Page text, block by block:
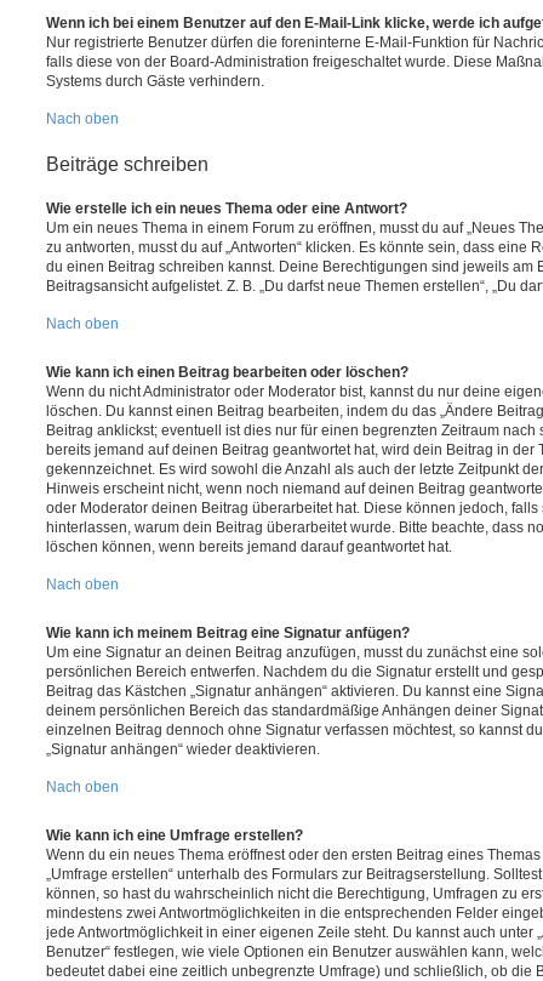
Wenn ich bei einem Benutzer auf den E-Mail-Link klicke, werde ich
Nur registrierte Benutzer dürfen die foreninterne E-Mail-Funktion für
falls diese von der Board-Administration freigeschaltet wurde. Diese
Systems durch Gäste verhindern.
Nach oben
Beiträge schreiben
Wie erstelle ich ein neues Thema oder eine Antwort?
Um ein neues Thema in einem Forum zu eröffnen, musst du auf „Neues
zu antworten, musst du auf „Antworten“ klicken. Es könnte sein, dass eine
du einen Beitrag schreiben kannst. Deine Berechtigungen sind jeweils am
Beitragsansicht aufgelistet. Z. B. „Du darfst neue Themen erstellen“, „Du
Nach oben
Wie kann ich einen Beitrag bearbeiten oder löschen?
Wenn du nicht Administrator oder Moderator bist, kannst du nur deine
löschen. Du kannst einen Beitrag bearbeiten, indem du das „Ändere
Beitrag anklickst; eventuell ist dies nur für einen begrenzten Zeitraum
bereits jemand auf deinen Beitrag geantwortet hat, wird dein Beitrag in der
gekennzeichnet. Es wird sowohl die Anzahl als auch der letzte Zeitpunkt
Hinweis erscheint nicht, wenn noch niemand auf deinen Beitrag
oder Moderator deinen Beitrag überarbeitet hat. Diese können jedoch,
hinterlassen, warum dein Beitrag überarbeitet wurde. Bitte beachte, dass
löschen können, wenn bereits jemand darauf geantwortet hat.
Nach oben
Wie kann ich meinem Beitrag eine Signatur anfügen?
Um eine Signatur an deinen Beitrag anzufügen, musst du zunächst eine
persönlichen Bereich entwerfen. Nachdem du die Signatur erstellt und
Beitrag das Kästchen „Signatur anhängen“ aktivieren. Du kannst eine
deinem persönlichen Bereich das standardmäßige Anhängen deiner
einzelnen Beitrag dennoch ohne Signatur verfassen möchtest, so kannst
„Signatur anhängen“ wieder deaktivieren.
Nach oben
Wie kann ich eine Umfrage erstellen?
Wenn du ein neues Thema eröffnest oder den ersten Beitrag eines
„Umfrage erstellen“ unterhalb des Formulars zur Beitragserstellung.
können, so hast du wahrscheinlich nicht die Berechtigung, Umfragen zu
mindestens zwei Antwortmöglichkeiten in die entsprechenden Felder
jede Antwortmöglichkeit in einer eigenen Zeile steht. Du kannst auch unter
Benutzer“ festlegen, wie viele Optionen ein Benutzer auswählen kann,
bedeutet dabei eine zeitlich unbegrenzte Umfrage) und schließlich, ob die